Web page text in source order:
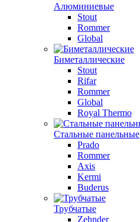
Алюминиевые
Stout
Rommer
Global
Биметаллические
Stout
Rifar
Rommer
Global
Royal Thermo
Стальные панельные
Prado
Rommer
Axis
Kermi
Buderus
Трубчатые
Zehnder